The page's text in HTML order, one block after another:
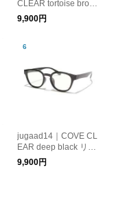
CLEAR tortoise brown
リーディンググラス
老眼鏡 べっ甲 日本製
性レンズ 紫外線カッ
9,900円
jugaad14｜COVE CL
EAR deep black リー
ディンググラス 日本
製 鯖江 かけ心地 ス
9,900円